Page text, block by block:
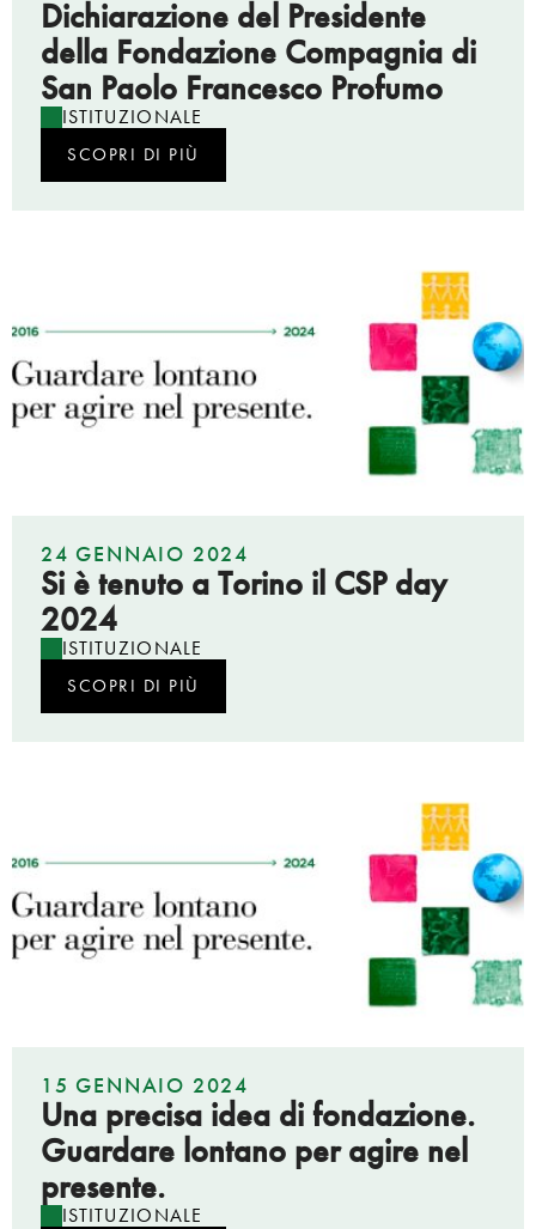
Dichiarazione del Presidente
della Fondazione Compagnia di
San Paolo Francesco Profumo
ISTITUZIONALE
SCOPRI DI PIÙ
24 GENNAIO 2024
Si è tenuto a Torino il CSP day
2024
ISTITUZIONALE
SCOPRI DI PIÙ
15 GENNAIO 2024
Una precisa idea di fondazione.
Guardare lontano per agire nel
presente.
ISTITUZIONALE